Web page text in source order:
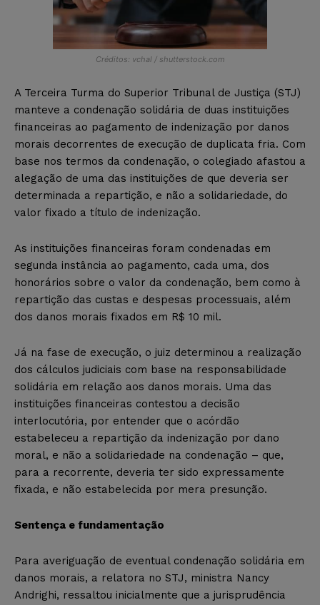
Créditos: vchal / shutterstock.com
A Terceira Turma do Superior Tribunal de Justiça (STJ)
manteve a condenação solidária de duas instituições
financeiras ao pagamento de indenização por danos
morais decorrentes de execução de duplicata fria. Com
base nos termos da condenação, o colegiado afastou a
alegação de uma das instituições de que deveria ser
determinada a repartição, e não a solidariedade, do
valor fixado a título de indenização.
As instituições financeiras foram condenadas em
segunda instância ao pagamento, cada uma, dos
honorários sobre o valor da condenação, bem como à
repartição das custas e despesas processuais, além
dos danos morais fixados em R$ 10 mil.
Já na fase de execução, o juiz determinou a realização
dos cálculos judiciais com base na responsabilidade
solidária em relação aos danos morais. Uma das
instituições financeiras contestou a decisão
interlocutória, por entender que o acórdão
estabeleceu a repartição da indenização por dano
moral, e não a solidariedade na condenação – que,
para a recorrente, deveria ter sido expressamente
fixada, e não estabelecida por mera presunção.
Sentença e fundamentação
Para averiguação de eventual condenação solidária em
danos morais, a relatora no STJ, ministra Nancy
Andrighi, ressaltou inicialmente que a jurisprudência